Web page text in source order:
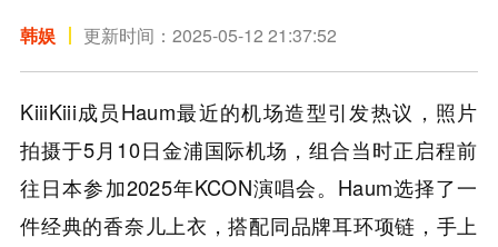
韩娱 更新时间：2025-05-12 21:37:52
KiiiKiii成员Haum最近的机场造型引发热议，照片
拍摄于5月10日金浦国际机场，组合当时正启程前
往日本参加2025年KCON演唱会。Haum选择了一
件经典的香奈儿上衣，搭配同品牌耳环项链，手上